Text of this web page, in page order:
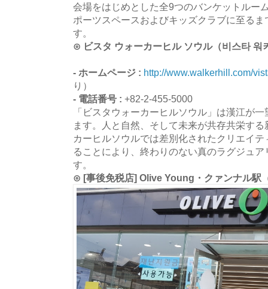
会場をはじめとした全9つのバンケットルー
ポーツスペースおよびキッズクラブに至る
す。
⊙ ビスタ ウォーカーヒル ソウル（비스타 워
- ホームページ : http://www.walkerhill.com/
り）
- 電話番号 : +82-2-455-5000
「ビスタウォーカーヒルソウル」は漢江が
ます。人と自然、そして未来が共存共栄す
カーヒルソウルでは差別化されたクリエイ
ることにより、終わりのない真のラグジュ
す。
⊙ [事後免税店] Olive Young・クァンナル駅